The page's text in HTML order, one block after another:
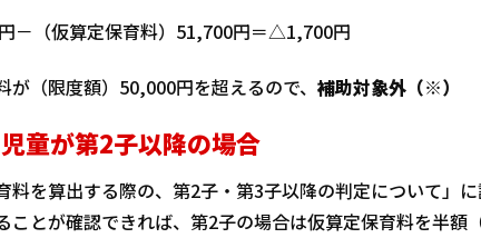
円－（仮算定保育料）51,700円＝△1,700円
限度額）50,000円を超えるので、 補助対象外（※）
童が第2子以降の場合
料を算出する際の、第2子・第3子以降の判定について」
ことが確認できれば、第2子の場合は仮算定保育料を半額